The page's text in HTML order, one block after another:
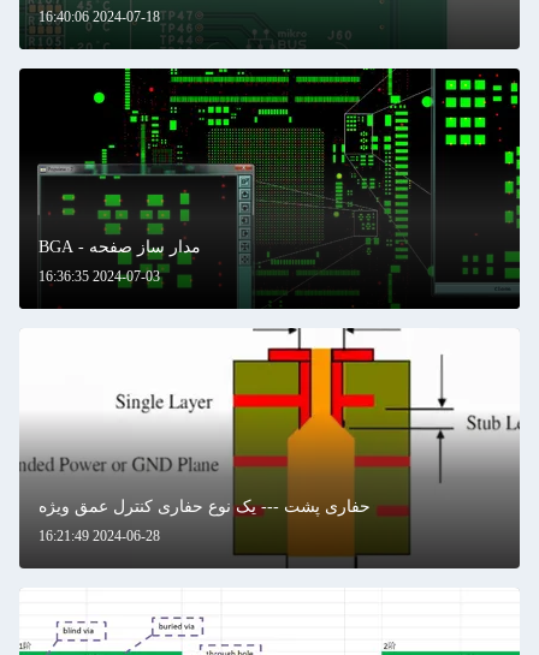
2024-07-18 16:40:06
2024-07-03 16:36:35
مدار ساز صفحه - BGA
2024-06-28 16:21:49
حفاری پشت --- یک نوع حفاری کنترل عمق ویژه